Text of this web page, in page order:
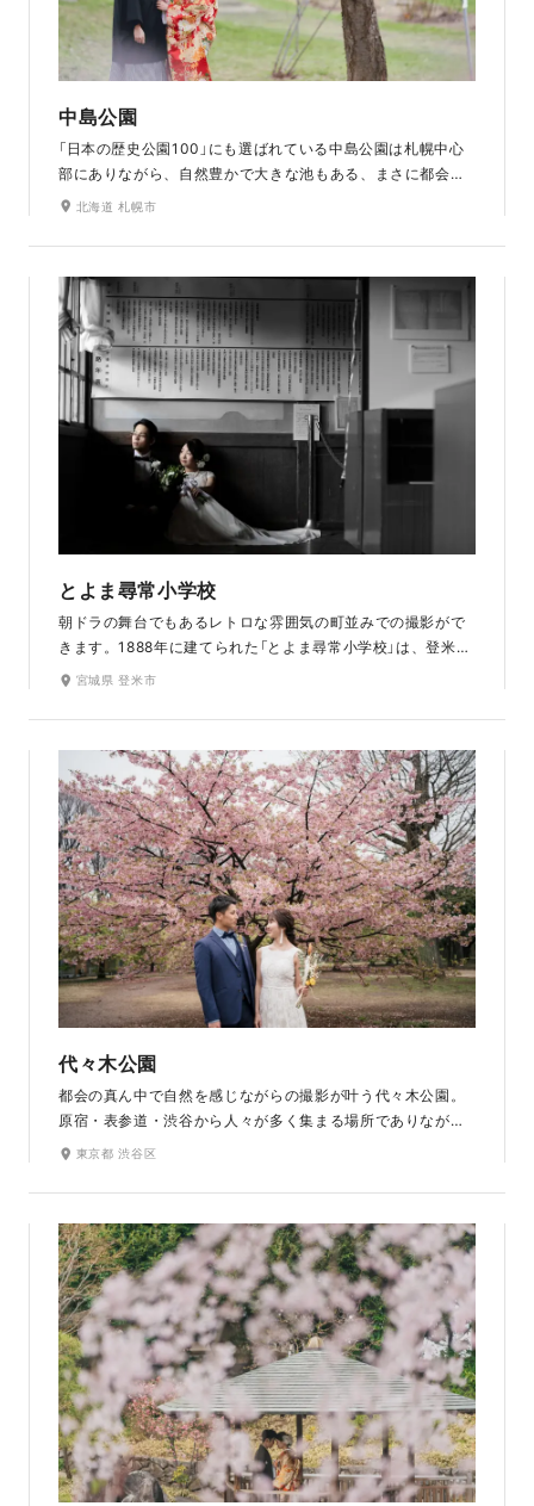
中島公園
「日本の歴史公園100」にも選ばれている中島公園は札幌中心
部にありながら、自然豊かで大きな池もある、まさに都会の
オアシスです。桜や藤の花の春、紅葉の秋がおすすめです。
北海道 札幌市
とよま尋常小学校
朝ドラの舞台でもあるレトロな雰囲気の町並みでの撮影がで
きます。1888年に建てられた「とよま尋常小学校」は、登米に
ある明治村内のロケ地です。小学校だった建物は洋風学校建
文化的な価値から国の重要文化財に指定されています。能舞
台や武家屋敷・人力車などノスタルジックな雰囲気も魅力。
建物を活かしたロケ地なので、冬の時期や雨天も気にせず撮
影できます。
宮城県 登米市
代々木公園
都会の真ん中で自然を感じながらの撮影が叶う代々木公園。
原宿・表参道・渋谷から人々が多く集まる場所でありなが
ら、木々に囲まれながら緑あふれる写真を撮影できます。開
水回廊を持つ水景施設などの見所も。ウエディングドレスが
映える、豊かな自然が魅力のプラン内ロケ地です。
東京都 渋谷区